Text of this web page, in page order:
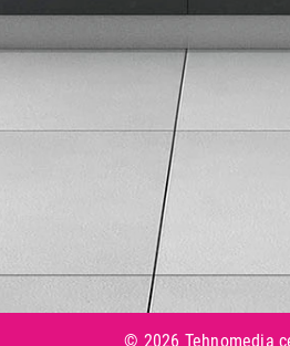
Korisnički servis
Reklamacije i servis
Pratite nas na društvenim
© 2026 Tehnomedia